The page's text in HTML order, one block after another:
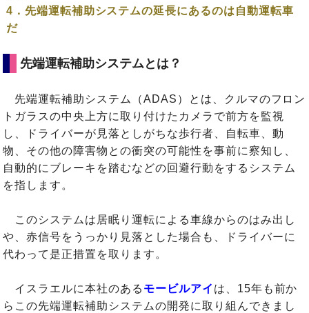
4．先端運転補助システムの延長にあるのは自動運転車
だ
先端運転補助システムとは？
先端運転補助システム（ADAS）とは、クルマのフロン
トガラスの中央上方に取り付けたカメラで前方を監視
し、ドライバーが見落としがちな歩行者、自転車、動
物、その他の障害物との衝突の可能性を事前に察知し、
自動的にブレーキを踏むなどの回避行動をするシステム
を指します。
このシステムは居眠り運転による車線からのはみ出し
や、赤信号をうっかり見落とした場合も、ドライバーに
代わって是正措置を取ります。
イスラエルに本社のある モービルアイ は、15年も前か
らこの先端運転補助システムの開発に取り組んできまし